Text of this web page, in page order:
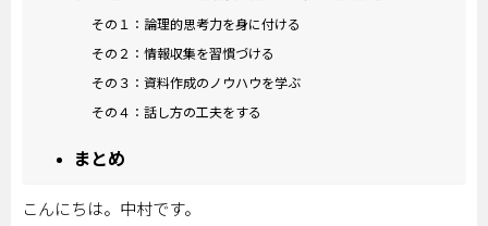
その１：論理的思考力を身に付ける
その２：情報収集を習慣づける
その３：資料作成のノウハウを学ぶ
その４：話し方の工夫をする
まとめ
こんにちは。中村です。